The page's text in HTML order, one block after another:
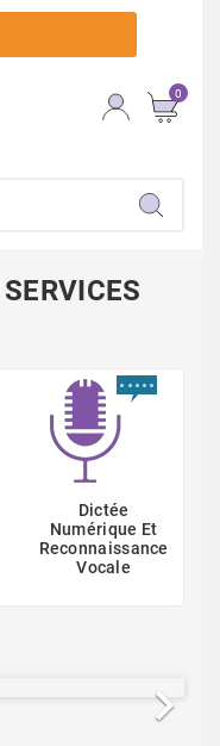
0
Dictée
Numérique Et
Reconnaissance
Vocale
